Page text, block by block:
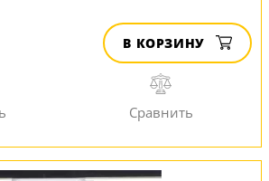
В КОРЗИНУ